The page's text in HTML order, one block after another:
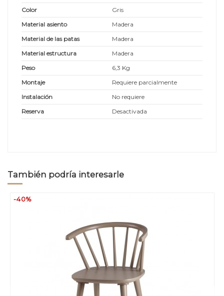
Color
Gris
Material asiento
Madera
Material de las patas
Madera
Material estructura
Madera
Peso
6,3 Kg
Montaje
Requiere parcialmente
Instalación
No requiere
Reserva
Desactivada
También podría interesarle
-40%